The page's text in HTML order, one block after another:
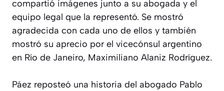
compartió imágenes junto a su abogada y el
equipo legal que la representó. Se mostró
agradecida con cada uno de ellos y también
mostró su aprecio por el vicecónsul argentino
en Río de Janeiro, Maximiliano Alaniz Rodríguez.
Páez reposteó una historia del abogado Pablo